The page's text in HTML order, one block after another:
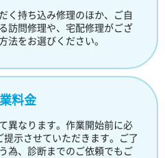
く持ち込み修理のほか、ご自
訪問修理や、宅配修理がござ
法をお選びください。
料金
異なります。作業開始前に必
示させていただきます。ご了
為、診断までのご依頼でもご